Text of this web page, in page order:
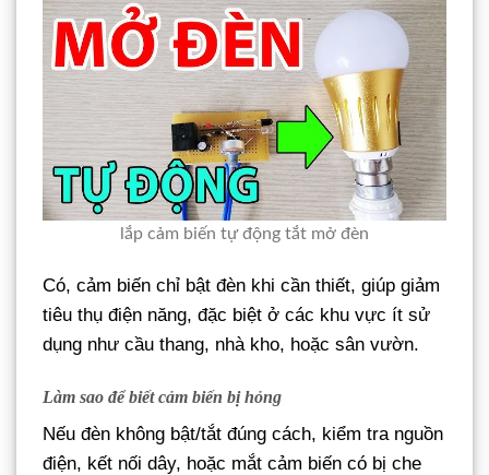
lắp cảm biến tự động tắt mở đèn
Có, cảm biến chỉ bật đèn khi cần thiết, giúp giảm
tiêu thụ điện năng, đặc biệt ở các khu vực ít sử
dụng như cầu thang, nhà kho, hoặc sân vườn.
Làm sao để biết cảm biến bị hỏng
Nếu đèn không bật/tắt đúng cách, kiểm tra nguồn
điện, kết nối dây, hoặc mắt cảm biến có bị che